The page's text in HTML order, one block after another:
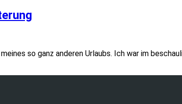
so ganz anderen Urlaubs. Ich war im